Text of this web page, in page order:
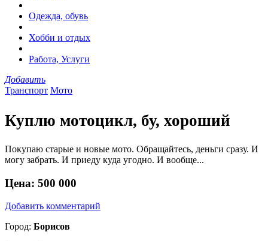
Одежда, обувь
Хобби и отдых
Работа, Услуги
Добавить
Транспорт Мото
Куплю мотоцикл, бу, хороший
Покупаю старые и новые мото. Обращайтесь, деньги сразу. И
могу забрать. И приеду куда угодно. И вообще...
Цена: 500 000
Добавить комментарий
Город: Борисов